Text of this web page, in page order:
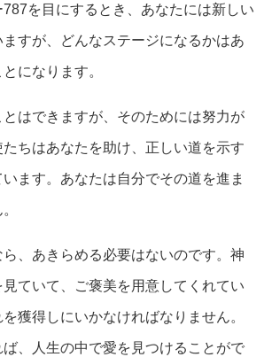
を目にするとき、あなたには新しい
すが、どんなステージになるかはあ
になります。
はできますが、そのためには努力が
ちはあなたを助け、正しい道を示す
ます。あなたは自分でその道を進ま
ら、あきらめる必要はないのです。神
ていて、ご褒美を用意してくれてい
獲得しにいかなければなりません。
、人生の中で愛を見つけることがで